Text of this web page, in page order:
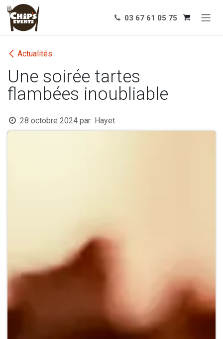
Se rendre au contenu
03 67 61 05 75
Actualités
Une soirée tartes
flambées inoubliable
28 octobre 2024 par Hayet